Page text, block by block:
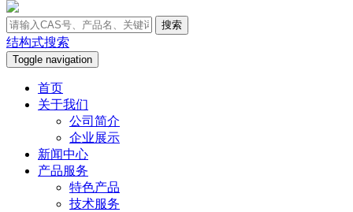
搜索
结构式搜索
Toggle navigation
首页
关于我们
公司简介
企业展示
新闻中心
产品服务
特色产品
技术服务